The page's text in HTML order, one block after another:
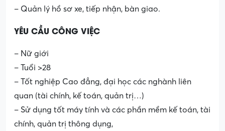
– Quản lý hồ sơ xe, tiếp nhận, bàn giao.
YÊU CẦU CÔNG VIỆC
– Nữ giới
– Tuổi >28
– Tốt nghiệp Cao đẳng, đại học các nghành liên
quan (tài chính, kế toán, quản trị…)
– Sử dụng tốt máy tính và các phần mềm kế toán, tài
chính, quản trị thông dụng,